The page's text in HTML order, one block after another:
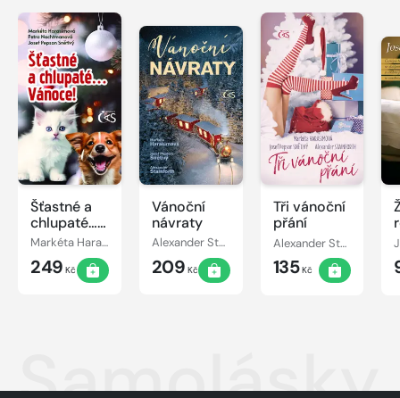
Šťastné a
chlupaté…
Vánoce!
Markéta Harasimová, Josef Pepson Snětivý, Petra Nachtmanová
249 Kč
Vánoční
návraty
Alexander Stainforth, Markéta Harasimová, Josef Pepson Snětivý
209 Kč
Tři vánoční
přání
Alexander Stainforth, Markéta Harasimová, Josef Pepson Snětivý
135Kč